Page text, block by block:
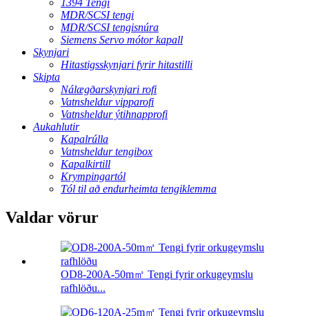
MDR/SCSI tengi
MDR/SCSI tengisnúra
Siemens Servo mótor kapall
Skynjari
Hitastigsskynjari fyrir hitastilli
Skipta
Nálægðarskynjari rofi
Vatnsheldur vipparofi
Vatnsheldur ýtihnapprofi
Aukahlutir
Kapalrúlla
Vatnsheldur tengibox
Kapalkirtill
Krympingartól
Tól til að endurheimta tengiklemma
Valdar vörur
OD8-200A-50m㎡ Tengi fyrir orkugeymslu
rafhlöðu...